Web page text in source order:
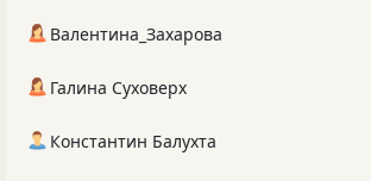
Валентина_Захарова
Галина Суховерх
Константин Балухта